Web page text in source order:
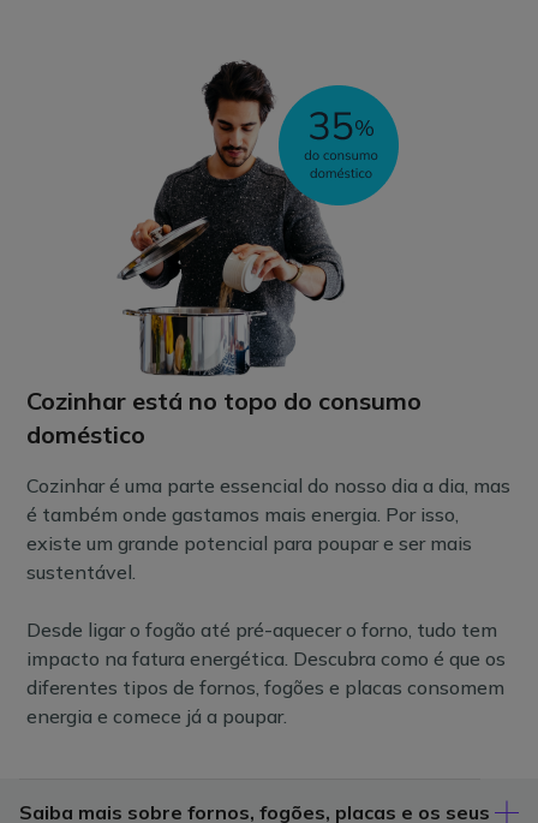
Cozinhar está no topo do consumo
doméstico
Cozinhar é uma parte essencial do nosso dia a dia, mas
é também onde gastamos mais energia. Por isso,
existe um grande potencial para poupar e ser mais
sustentável.
Desde ligar o fogão até pré-aquecer o forno, tudo tem
impacto na fatura energética. Descubra como é que os
diferentes tipos de fornos, fogões e placas consomem
energia e comece já a poupar.
Saiba mais sobre fornos, fogões, placas e os seus